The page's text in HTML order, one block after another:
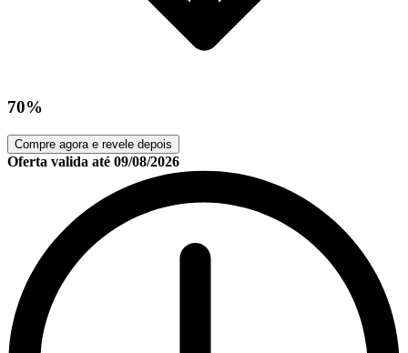
70%
Compre agora e revele depois
Oferta valida até 09/08/2026